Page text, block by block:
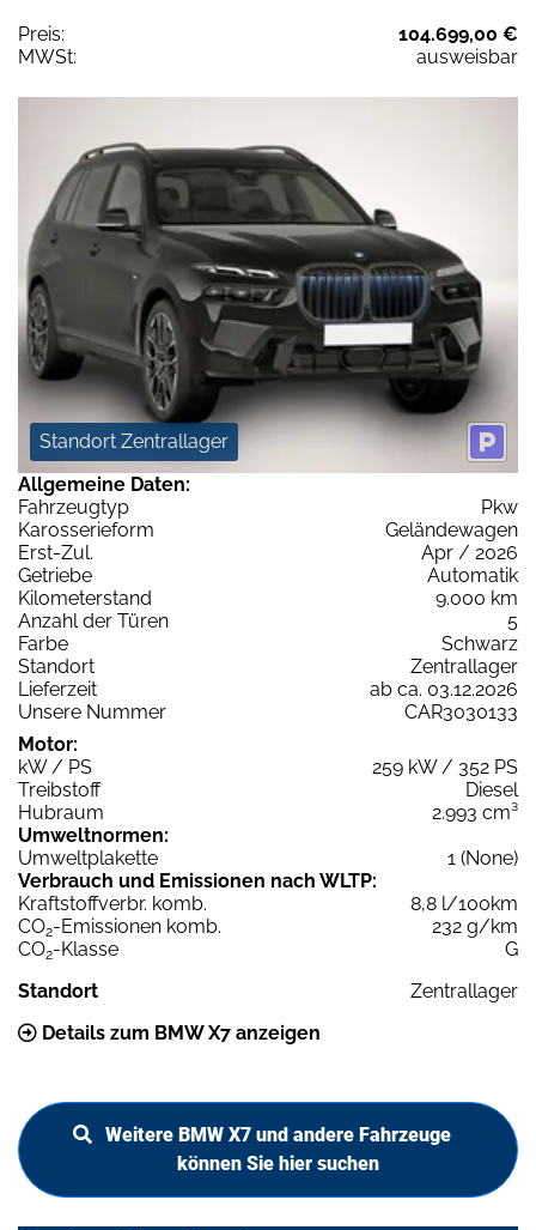
Preis:
104.699,00 €
MWSt:
ausweisbar
Standort Zentrallager
Allgemeine Daten:
Fahrzeugtyp
Pkw
Karosserieform
Geländewagen
Erst-Zul.
Apr / 2026
Getriebe
Automatik
Kilometerstand
9.000 km
Anzahl der Türen
5
Farbe
Schwarz
Standort
Zentrallager
Lieferzeit
ab ca. 03.12.2026
Unsere Nummer
CAR3030133
Motor:
kW / PS
259 kW / 352 PS
Treibstoff
Diesel
Hubraum
2.993 cm³
Umweltnormen:
Umweltplakette
1 (None)
Verbrauch und Emissionen nach WLTP:
Kraftstoffverbr. komb.
8,8 l/100km
CO2-Emissionen komb.
232 g/km
CO2-Klasse
G
Standort
Zentrallager
Details zum BMW X7 anzeigen
Weitere BMW X7 und andere Fahrzeuge
können Sie hier suchen